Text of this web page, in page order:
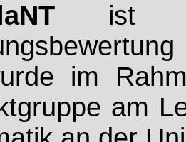
ist
im
am